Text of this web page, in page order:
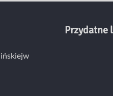
Przydatne